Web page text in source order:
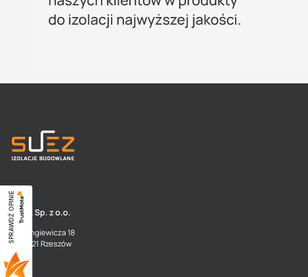
SUEZ Sp. z o.o.
ul. Langiewicza 18
35 - 021 Rzeszów
SPRAWDŹ OPINIE